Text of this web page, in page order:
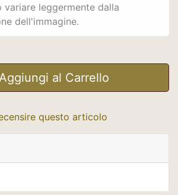
leggermente dalla
dell'immagine.
al Carrello
questo articolo